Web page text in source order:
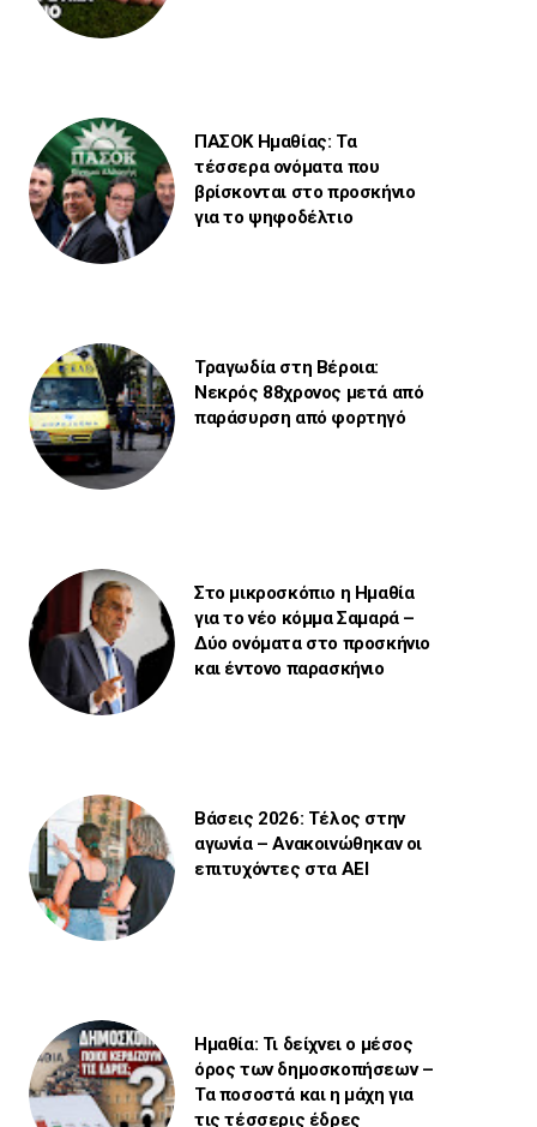
ΠΑΣΟΚ Ημαθίας: Τα
τέσσερα ονόματα που
βρίσκονται στο προσκήνιο
για το ψηφοδέλτιο
Τραγωδία στη Βέροια:
Νεκρός 88χρονος μετά από
παράσυρση από φορτηγό
Στο μικροσκόπιο η Ημαθία
για το νέο κόμμα Σαμαρά –
Δύο ονόματα στο προσκήνιο
και έντονο παρασκήνιο
Βάσεις 2026: Τέλος στην
αγωνία – Ανακοινώθηκαν οι
επιτυχόντες στα ΑΕΙ
Ημαθία: Τι δείχνει ο μέσος
όρος των δημοσκοπήσεων –
Τα ποσοστά και η μάχη για
τις τέσσερις έδρες